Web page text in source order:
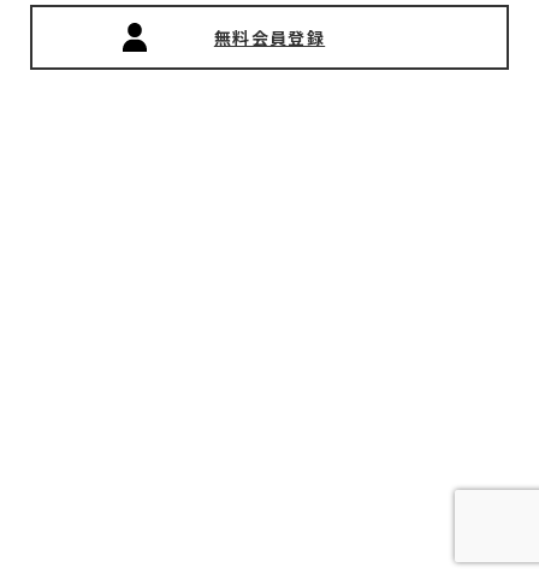
無料会員登録